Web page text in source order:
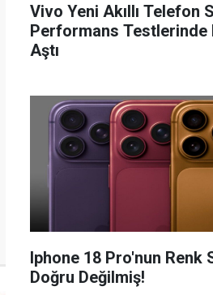
Vivo Yeni Akıllı Telefon
Performans Testlerinde
Aştı
Iphone 18 Pro'nun Renk
Doğru Değilmiş!